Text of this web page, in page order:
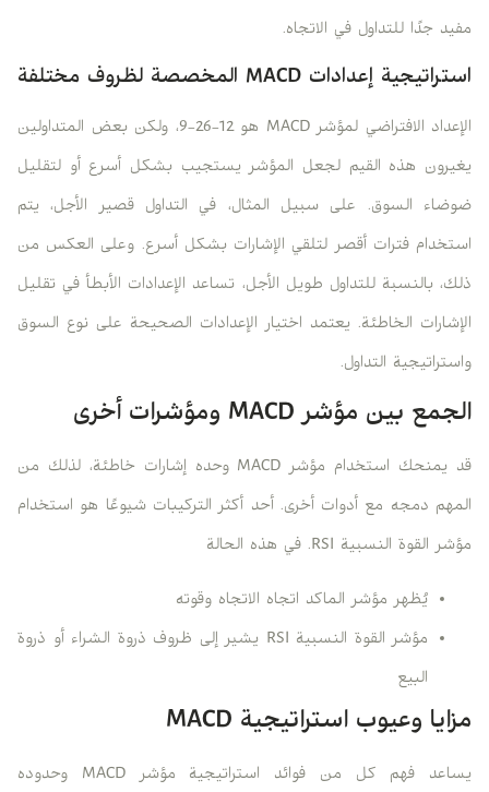
مفيد جدًا للتداول في الاتجاه.
استراتيجية إعدادات MACD المخصصة لظروف مختلفة
الإعداد الافتراضي لمؤشر MACD هو 12-26-9، ولكن بعض المتداولين
يغيرون هذه القيم لجعل المؤشر يستجيب بشكل أسرع أو لتقليل
ضوضاء السوق. على سبيل المثال، في التداول قصير الأجل، يتم
استخدام فترات أقصر لتلقي الإشارات بشكل أسرع. وعلى العكس من
ذلك، بالنسبة للتداول طويل الأجل، تساعد الإعدادات الأبطأ في تقليل
الإشارات الخاطئة. يعتمد اختيار الإعدادات الصحيحة على نوع السوق
واستراتيجية التداول.
الجمع بين مؤشر MACD ومؤشرات أخرى
قد يمنحك استخدام مؤشر MACD وحده إشارات خاطئة، لذلك من
المهم دمجه مع أدوات أخرى. أحد أكثر التركيبات شيوعًا هو استخدام
مؤشر القوة النسبية RSI. في هذه الحالة
يُظهر مؤشر الماكد اتجاه الاتجاه وقوته
مؤشر القوة النسبية RSI يشير إلى ظروف ذروة الشراء أو ذروة
البيع
مزايا وعيوب استراتيجية MACD
يساعد فهم كل من فوائد استراتيجية مؤشر MACD وحدوده